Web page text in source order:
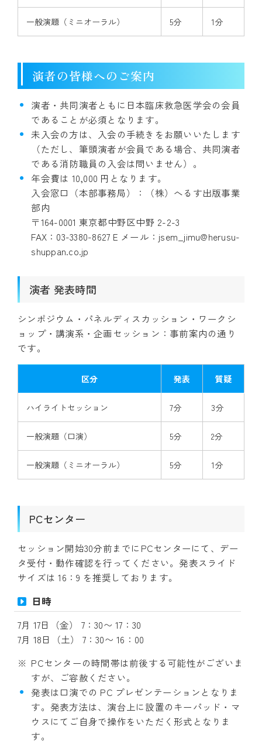
一般演題（ミニオーラル） 5分 1分
演者の皆様へのご案内
演者・共同演者ともに日本臨床救急医学会の会員
であることが必須となります。
未入会の方は、入会の手続きをお願いいたします
（ただし、筆頭演者が会員である場合、共同演者
である消防職員の入会は問いません）。
年会費は 10,000 円となります。
入会窓口（本部事務局）：（株）へるす出版事業
部内
〒164-0001 東京都中野区中野 2-2-3
FAX：03-3380-8627 E メール：jsem_jimu@herusu-
shuppan.co.jp
演者 発表時間
シンポジウム・パネルディスカッション・ワークシ
ョップ・講演系・企画セッション：事前案内の通り
です。
区分 発表 質疑
ハイライトセッション 7分 3分
一般演題（口演） 5分 2分
一般演題（ミニオーラル） 5分 1分
PCセンター
セッション開始30分前までにPCセンターにて、デー
タ受付・動作確認を行ってください。発表スライド
サイズは 16：9 を推奨しております。
日時
7月 17日（金） 7：30〜 17：30
7月 18日（土） 7：30〜 16：00
PCセンターの時間帯は前後する可能性がございま
すが、ご容赦ください。
発表は口演での PC プレゼンテーションとなりま
す。発表方法は、演台上に設置のキーパッド・マ
ウスにてご自身で操作をいただく形式となりま
す。